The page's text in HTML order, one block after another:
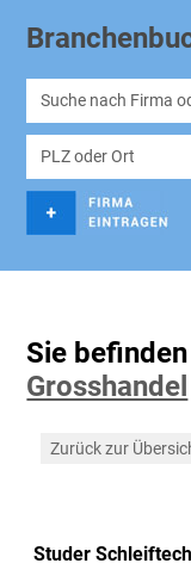
Sie
Grosshandel
Zurück zur
Studer